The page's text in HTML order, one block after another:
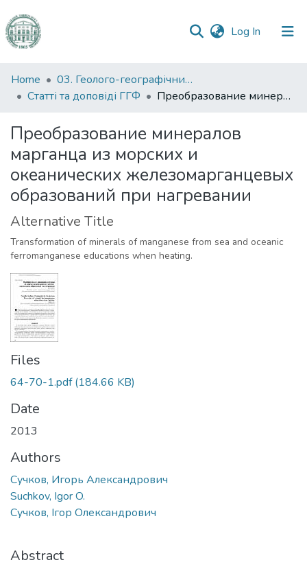
Log In (current)
Communities
&
All of DSpace
Statistics
Home
03. Геолого-географічний факультет
Статті та доповіді ГГФ
Преобразование минералов марганца из морских и океанических железомарганцевых образований при нагревании
Преобразование минералов
марганца из морских и
океанических железомарганцевых
образований при нагревании
Alternative Title
Transformation of minerals of manganese from sea and oceanic
ferromanganese educations when heating.
Files
64-70-1.pdf(184.66 KB)
Date
2013
Authors
Сучков, Игорь Александрович
Suchkov, Igor O.
Сучков, Ігор Олександрович
Abstract